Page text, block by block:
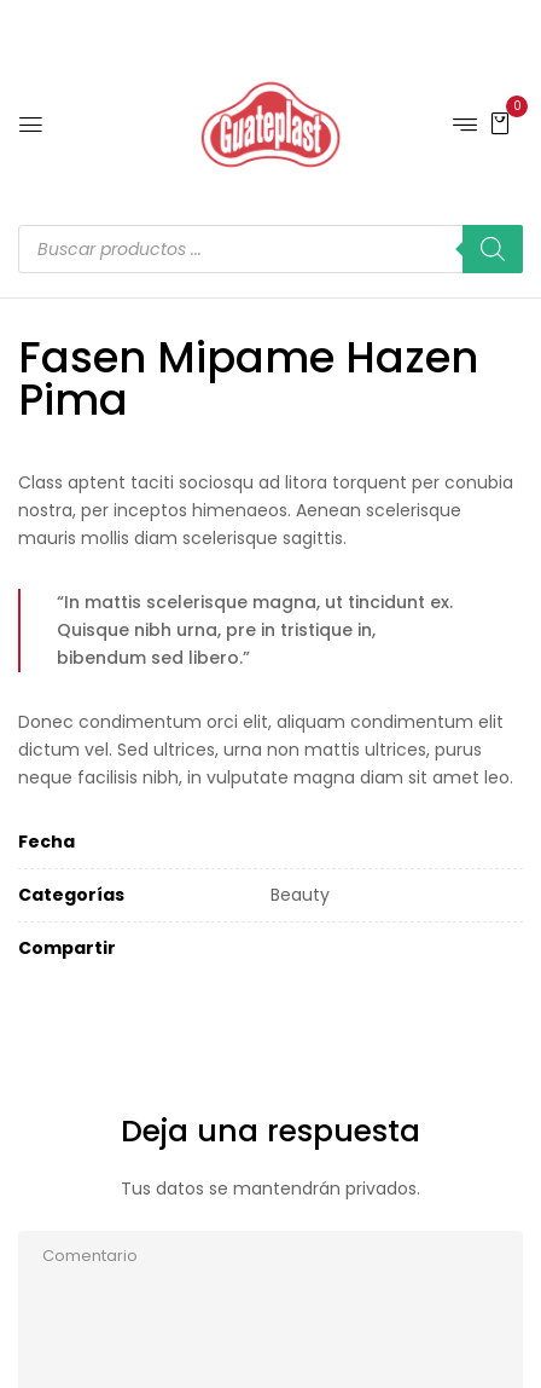
0
Fasen Mipame Hazen
Pima
Class aptent taciti sociosqu ad litora torquent per conubia
nostra, per inceptos himenaeos. Aenean scelerisque
mauris mollis diam scelerisque sagittis.
“In mattis scelerisque magna, ut tincidunt ex.
Quisque nibh urna, pre in tristique in,
bibendum sed libero.”
Donec condimentum orci elit, aliquam condimentum elit
dictum vel. Sed ultrices, urna non mattis ultrices, purus
neque facilisis nibh, in vulputate magna diam sit amet leo.
Fecha
Categorías Beauty
Compartir
Deja una respuesta
Tus datos se mantendrán privados.